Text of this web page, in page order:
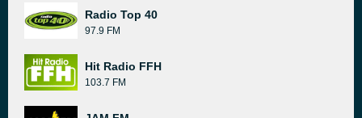
Radio Top 40
97.9 FM
Hit Radio FFH
103.7 FM